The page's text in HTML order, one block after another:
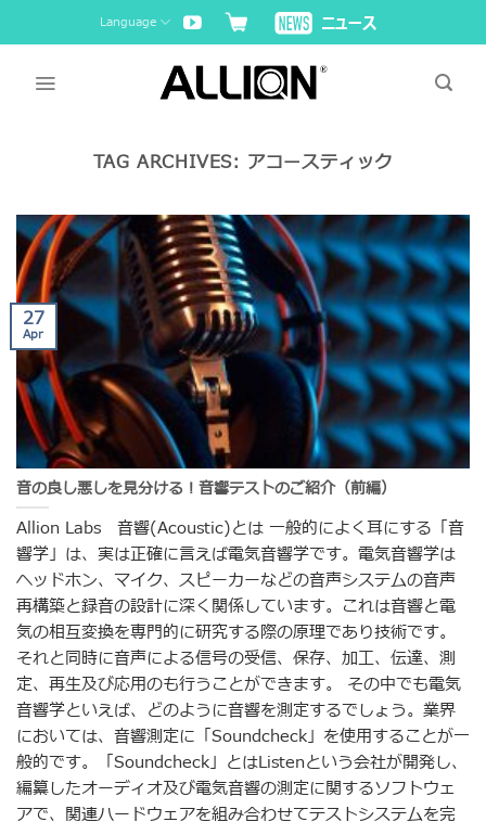
to
Language
TAG ARCHIVES: アコースティック
音の良し悪しを見分ける！音響テストのご紹介（前編）
Allion Labs 音響(Acoustic)とは 一般的によく耳にする「音
響学」は、実は正確に言えば電気音響学です。電気音響学は
ヘッドホン、マイク、スピーカーなどの音声システムの音声
再構築と録音の設計に深く関係しています。これは音響と電
気の相互変換を専門的に研究する際の原理であり技術です。
それと同時に音声による信号の受信、保存、加工、伝達、測
定、再生及び応用のも行うことができます。 その中でも電気
音響学といえば、どのように音響を測定するでしょう。業界
においては、音響測定に「Soundcheck」を使用することが一
般的です。「Soundcheck」とはListenという会社が開発し、
編纂したオーディオ及び電気音響の測定に関するソフトウェ
アで、関連ハードウェアを組み合わせてテストシステムを完
27
Apr